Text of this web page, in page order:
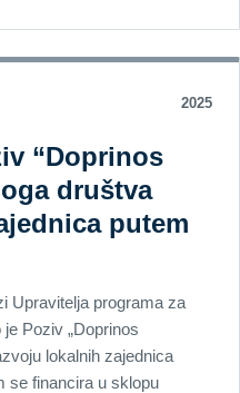
2025
“Doprinos
društva
putem
Upravitelja programa za
Poziv „Doprinos
lokalnih zajednica
se financira u sklopu